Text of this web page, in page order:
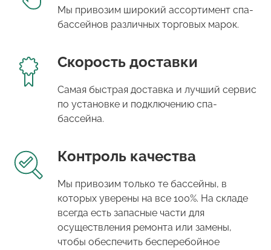
Мы привозим широкий ассортимент спа-
бассейнов различных торговых марок.
Скорость доставки
Самая быстрая доставка и лучший сервис
по установке и подключению спа-
бассейна.
Контроль качества
Мы привозим только те бассейны, в
которых уверены на все 100%. На складе
всегда есть запасные части для
осуществления ремонта или замены,
чтобы обеспечить бесперебойное